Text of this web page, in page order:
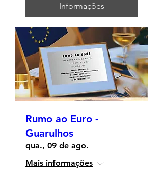
Informações
Rumo ao Euro -
Guarulhos
qua., 09 de ago.
Mais informações